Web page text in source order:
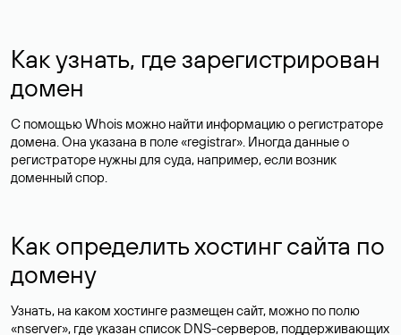
Как узнать, где зарегистрирован
домен
С помощью Whois можно найти информацию о регистраторе
домена. Она указана в поле «registrar». Иногда данные о
регистраторе нужны для суда, например, если возник
доменный спор.
Как определить хостинг сайта по
домену
Узнать, на каком хостинге размещен сайт, можно по полю
«nserver», где указан список DNS-серверов, поддерживающих